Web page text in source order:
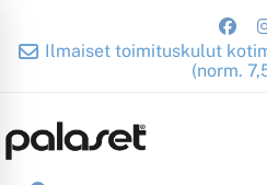
Ilmaiset toimituskulut
(norm.